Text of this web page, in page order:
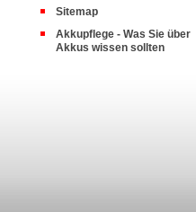
Sitemap
Akkupflege - Was Sie über
Akkus wissen sollten